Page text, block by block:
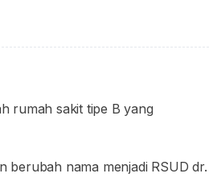
rumah sakit tipe B yang
berubah nama menjadi RSUD dr.